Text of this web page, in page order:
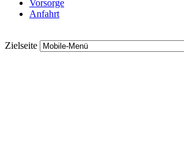
Vorsorge
Anfahrt
Zielseite